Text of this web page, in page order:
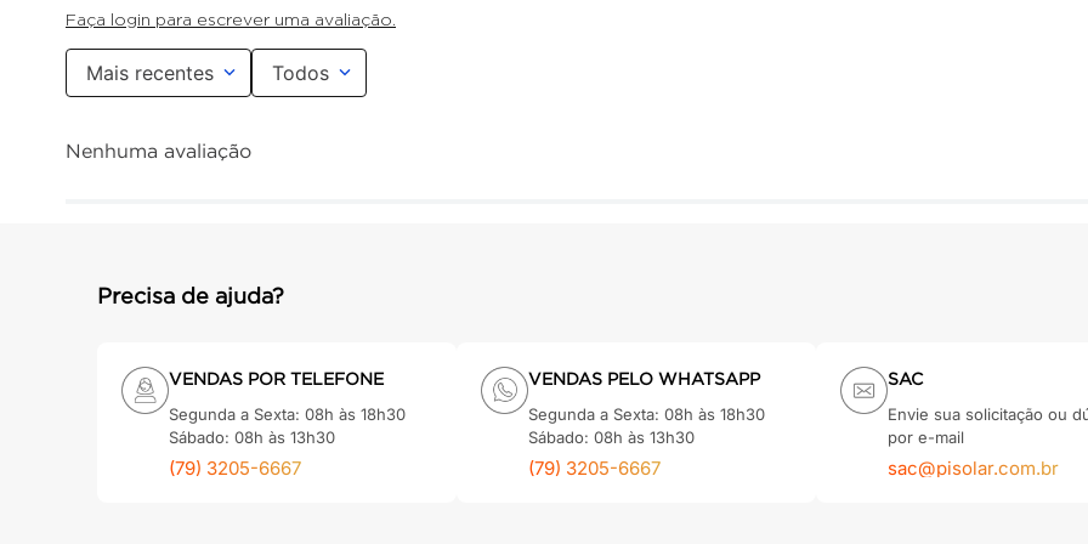
Faça login para escrever uma avaliação.
Mais recentes Todos
Nenhuma avaliação
Precisa de ajuda?
VENDAS POR TELEFONE
Segunda a Sexta: 08h às 18h30
Sábado: 08h às 13h30
(79) 3205-6667
VENDAS PELO WHATSAPP
Segunda a Sexta: 08h às 18h30
Sábado: 08h às 13h30
(79) 3205-6667
SAC
Envie sua solicitação ou
por e-mail
sac@pisolar.com.br